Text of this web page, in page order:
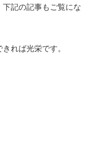
記の記事もご覧にな
れば光栄です。